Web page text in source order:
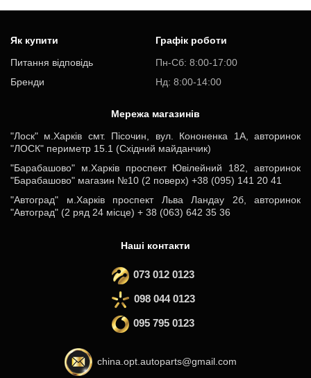
Як купити
Питання відповідь
Бренди
Графік роботи
Пн-Cб: 8:00-17:00
Нд: 8:00-14:00
Мережа магазинів
"Лоск" м.Харків смт. Пісочин, вул. Кононенка 1А, авторинок
"ЛОСК" периметр 15.1 (Східний майданчик)
"Барабашово" м.Харків проспект Ювілейний 182, авторинок
"Барабашово" магазин №10 (2 поверх) +38 (095) 141 20 41
"Автоград" м.Харків проспект Льва Ландау 2б, авторинок
"Автоград" (2 ряд 24 місце) + 38 (063) 642 35 36
Наші контакти
073 012 0123
098 044 0123
095 795 0123
china.opt.autoparts@gmail.com